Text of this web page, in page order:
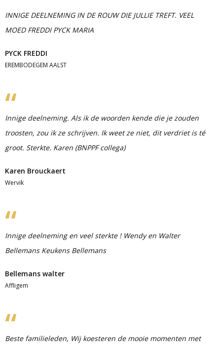
INNIGE DEELNEMING IN DE ROUW DIE JULLIE TREFT. VEEL
MOED FREDDI PYCK MARIA
PYCK FREDDI
EREMBODEGEM AALST
Innige deelneming. Als ik de woorden kende die je zouden
troosten, zou ik ze schrijven. Ik weet ze niet, dit verdriet is té
groot. Sterkte. Karen (BNPPF collega)
Karen Brouckaert
Wervik
Innige deelneming en veel sterkte ! Wendy en Walter
Bellemans Keukens Bellemans
Bellemans walter
Affligem
Beste familieleden, Wij koesteren de mooie momenten met